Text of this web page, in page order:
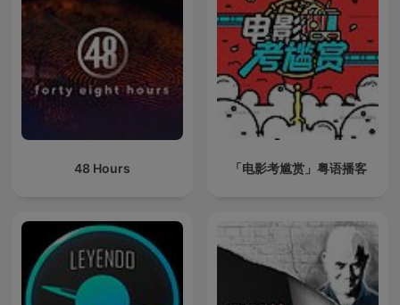
48 Hours 「电影考尴赏」粤语播客